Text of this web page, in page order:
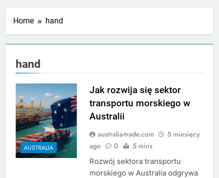
Home hand
hand
AUSTRALIA
Jak rozwija się sektor
transportu morskiego w
Australii
australia-trade.com
5 miesięcy
ago
0 5 mins
Rozwój sektora transportu
morskiego w Australia odgrywa